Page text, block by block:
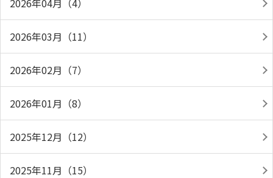
2026年04月（4）
2026年03月（11）
2026年02月（7）
2026年01月（8）
2025年12月（12）
2025年11月（15）